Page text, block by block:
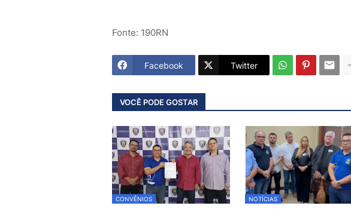
Fonte: 190RN
Facebook Twitter
VOCÊ PODE GOSTAR
CONVÊNIOS NOTÍCIAS